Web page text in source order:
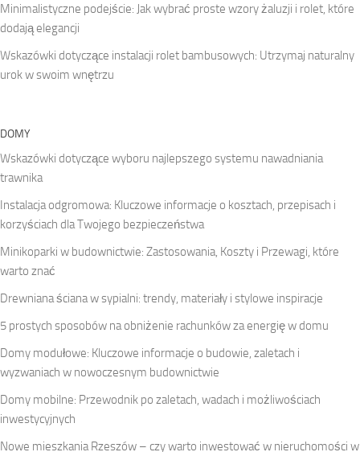
Minimalistyczne podejście: Jak wybrać proste wzory żaluzji i rolet, które
dodają elegancji
Wskazówki dotyczące instalacji rolet bambusowych: Utrzymaj naturalny
urok w swoim wnętrzu
DOMY
Wskazówki dotyczące wyboru najlepszego systemu nawadniania
trawnika
Instalacja odgromowa: Kluczowe informacje o kosztach, przepisach i
korzyściach dla Twojego bezpieczeństwa
Minikoparki w budownictwie: Zastosowania, Koszty i Przewagi, które
warto znać
Drewniana ściana w sypialni: trendy, materiały i stylowe inspiracje
5 prostych sposobów na obniżenie rachunków za energię w domu
Domy modułowe: Kluczowe informacje o budowie, zaletach i
wyzwaniach w nowoczesnym budownictwie
Domy mobilne: Przewodnik po zaletach, wadach i możliwościach
inwestycyjnych
Nowe mieszkania Rzeszów – czy warto inwestować w nieruchomości w